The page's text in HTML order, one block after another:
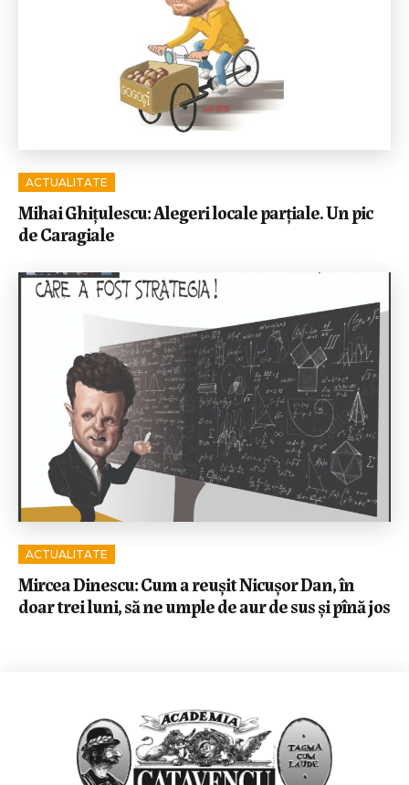
ACTUALITATE
Mihai Ghițulescu: Alegeri locale parțiale. Un pic
de Caragiale
ACTUALITATE
Mircea Dinescu: Cum a reușit Nicușor Dan, în
doar trei luni, să ne umple de aur de sus și pînă jos